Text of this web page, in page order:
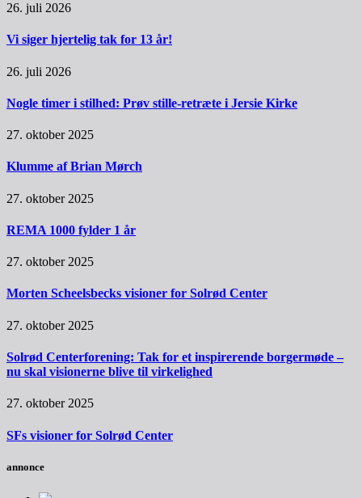
26. juli 2026
Vi siger hjertelig tak for 13 år!
26. juli 2026
Nogle timer i stilhed: Prøv stille-retræte i Jersie Kirke
27. oktober 2025
Klumme af Brian Mørch
27. oktober 2025
REMA 1000 fylder 1 år
27. oktober 2025
Morten Scheelsbecks visioner for Solrød Center
27. oktober 2025
Solrød Centerforening: Tak for et inspirerende borgermøde –
nu skal visionerne blive til virkelighed
27. oktober 2025
SFs visioner for Solrød Center
annonce